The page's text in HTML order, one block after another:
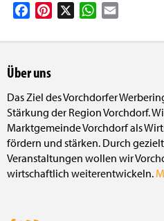
FacebookPinterest WhatsApp
Über uns
Das Ziel des Vorchdorfer
Stärkung der Region Vorchdorf.
Marktgemeinde Vorchdorf als
fördern und stärken. Durch
Veranstaltungen wollen wir
wirtschaftlich weiterentwickeln.